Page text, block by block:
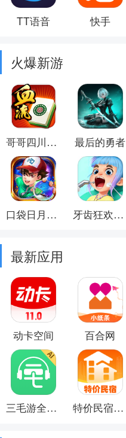
TT语音 快手
火爆新游
哥哥四川麻将 最后的勇者
口袋日月游戏软件 牙齿狂欢派对
最新应用
动卡空间 百合网
三毛游全球景点讲解语音导游 特价民宿预订